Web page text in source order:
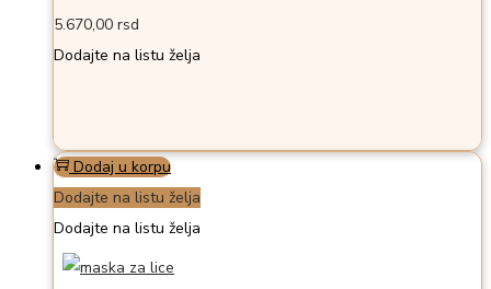
5.670,00 rsd
Dodajte na listu želja
Dodaj u korpu
Dodajte na listu želja
Dodajte na listu želja